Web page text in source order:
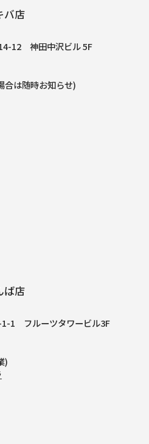
バ店
12 神田中沢ビル 5F
は随時お知らせ)
ば店
1-1
フルーツタワービル3F
)